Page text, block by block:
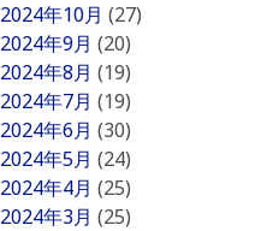
2024年10月 (27)
2024年9月 (20)
2024年8月 (19)
2024年7月 (19)
2024年6月 (30)
2024年5月 (24)
2024年4月 (25)
2024年3月 (25)